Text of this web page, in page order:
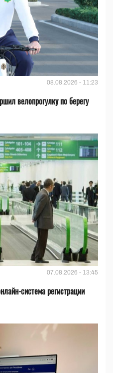
08.08.2026 - 11:23
велопрогулку по берегу
07.08.2026 - 13:45
система регистрации